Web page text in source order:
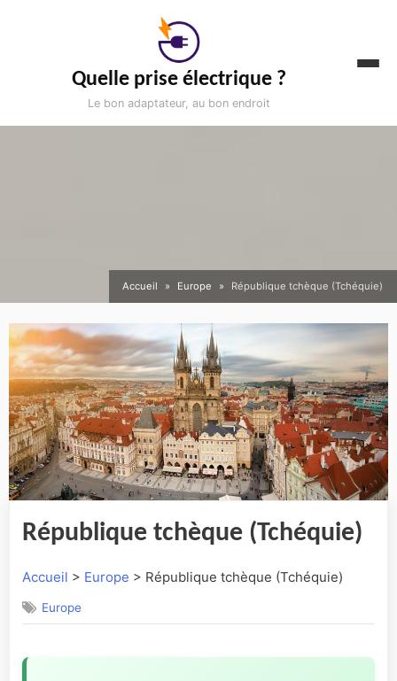
Quelle prise électrique ?
Le bon adaptateur, au bon endroit
Accueil Europe République tchèque (Tchéquie)
République tchèque (Tchéquie)
Accueil > Europe > République tchèque (Tchéquie)
Europe